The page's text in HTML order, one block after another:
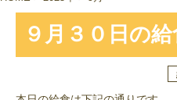
９月３０日の